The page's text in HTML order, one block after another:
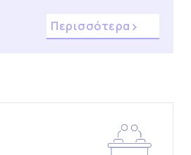
Περισσότερα